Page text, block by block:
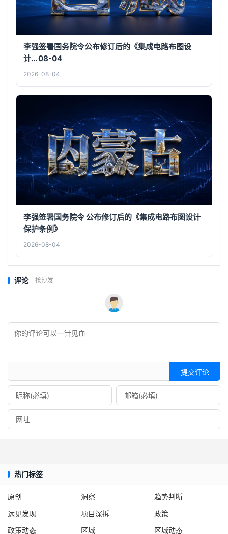
李强签署国务院令公布修订后的《集成电路布图设
计... 08-04
2026-08-04
李强签署国务院令 公布修订后的《集成电路布图设计
保护条例》
2026-08-04
评论 抢沙发
提交评论
热门标签
原创 洞察
趋势判断
远见发现
项目深拆
政策
政策动态
区域 区域动态